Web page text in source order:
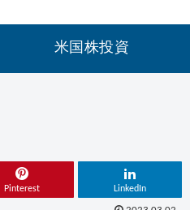
米国株投資
Pinterest LinkedIn